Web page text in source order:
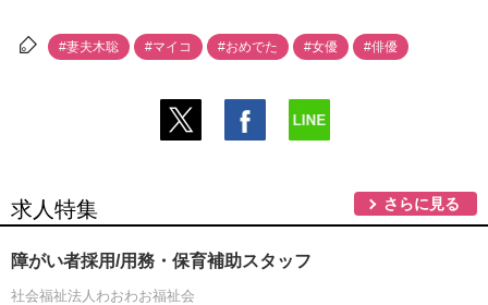
#妻夫木聡 #マイコ #おめでた #女優 #俳優
求人特集 さらに見る
障がい者採用/用務・保育補助スタッフ
社会福祉法人わおわお福祉会